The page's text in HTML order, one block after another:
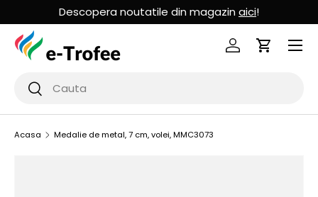
MERGI LA CONTINUT
Descopera noutatile din magazin aici!
Cauta
Cauta
Logheaza-te
Cos de
Acasa Medalie de metal, 7 cm, volei, MMC3073